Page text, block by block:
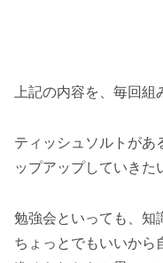
上記の内容を、毎回組
ティッシュソルトがあ
ップアップしていきた
勉強会といっても、知
ちょっとでもいいから